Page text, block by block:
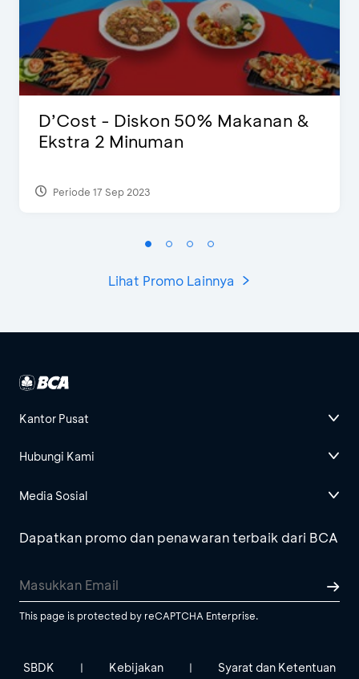
D’Cost - Diskon 50% Makanan &
Ekstra 2 Minuman
Periode 17 Sep 2023
Lihat Promo Lainnya
Kantor Pusat
Hubungi Kami
Media Sosial
Dapatkan promo dan penawaran terbaik dari BCA
This page is protected by reCAPTCHA Enterprise.
SBDK | Kebijakan | Syarat dan Ketentuan